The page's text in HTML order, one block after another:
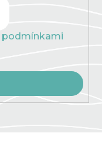
podmínkami